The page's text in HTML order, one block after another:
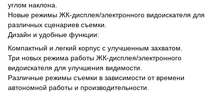
углом наклона.
Новые режимы ЖК-дисплея/электронного видоискателя для
различных сценариев съемки.
Дизайн и удобные функции:
Компактный и легкий корпус с улучшенным захватом.
Три новых режима работы ЖК-дисплея/электронного
видоискателя для улучшения видимости.
Различные режимы съемки в зависимости от времени
автономной работы и производительности.